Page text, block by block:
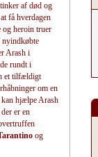
af død og
få hverdagen
og heroin truer
nyindkøbte
Arash i
rundt i
et tilfældigt
om en
kan hjælpe Arash
er en
og